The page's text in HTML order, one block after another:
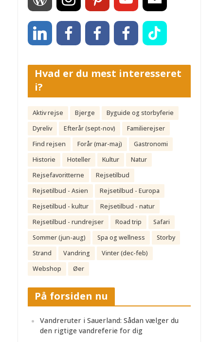
Hvad er du mest interesseret
i?
Aktiv rejse Bjerge
Byguide og storbyferie
Dyreliv
Efterår (sept-nov)
Familierejser
Find rejsen
Forår (mar-maj)
Gastronomi
Historie
Hoteller Kultur
Natur
Rejsefavoritterne
Rejsetilbud
Rejsetilbud - Asien
Rejsetilbud - Europa
Rejsetilbud - kultur
Rejsetilbud - natur
Rejsetilbud - rundrejser
Road trip
Safari
Sommer (jun-aug)
Spa og wellness
Storby
Strand
Vandring
Vinter (dec-feb)
Webshop
Øer
På forsiden nu
Vandreruter i Sauerland: Sådan vælger du
den rigtige vandreferie for dig